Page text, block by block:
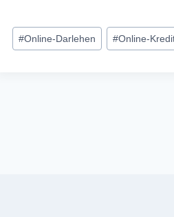
Schlagworte:
#Online-Darlehen #Online-